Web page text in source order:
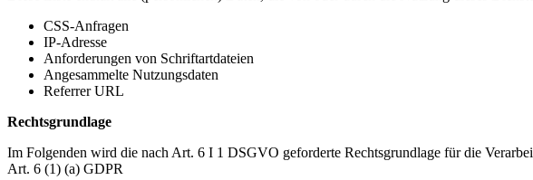
CSS-Anfragen
IP-Adresse
Anforderungen von Schriftartdateien
Angesammelte Nutzungsdaten
Referrer URL
Rechtsgrundlage
Im Folgenden wird die nach Art. 6 I 1 DSGVO geforderte Rechtsgrundlage für die
Art. 6 (1) (a) GDPR